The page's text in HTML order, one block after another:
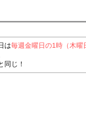
は毎週金曜日の1時（木曜
同じ！